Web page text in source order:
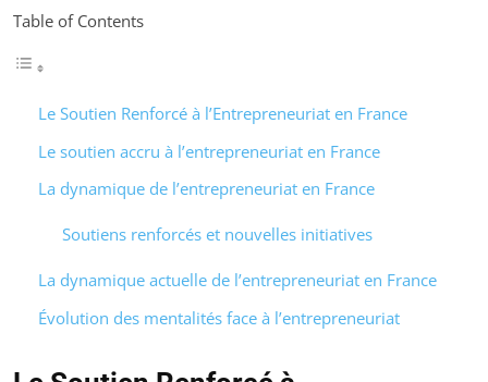
Table of Contents
Le Soutien Renforcé à l’Entrepreneuriat en France
Le soutien accru à l’entrepreneuriat en France
La dynamique de l’entrepreneuriat en France
Soutiens renforcés et nouvelles initiatives
La dynamique actuelle de l’entrepreneuriat en France
Évolution des mentalités face à l’entrepreneuriat